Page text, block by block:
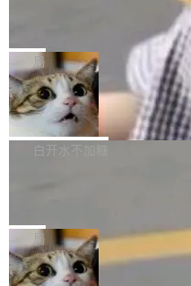
录全贴了出来。 他发错人了
iel Gross 来自 Weil 律所，2
给 OpenAI 总法律顾问 Che
件，附了一封长信，要求
果员工带走机密信...
这是目前市面上唯一支持平板
C版的产品，搭载“人机双写”
你的，AI写AI的，同屏协作互
AI帮你干活，现在开启全新体
体验WorkBuddy鸿蒙PC版前
atePad Edge 升级至
P9 patch03及以上版本。 *升
FFmpeg 9.0 发布：代号
全球知名开源多媒体框架
布了 9.0 版本。这个版本除了
处理能力和硬件加速支持之外
处：FFmpeg 9.0 的代号是
来自中国开发者雷霄骅（Lei
很多中国音视频开发者而言，
“启蒙老师”。 而今年，恰好是
年。FFmpeg 社区最终选择用
字，留下了这份纪念。 雷霄骅
局
亚马逊成本失控：AI 写代码
万元，超预算 860%
外媒近日曝光了亚马逊的多份
导致公司在多个项目上超支。
编写程序，目标是完成电商平台
列表的数据匹配 —— 一项常规
务，最终却产生了 180 万美元
白开水不加糖
e CEO Clément Delangue 在
没有拐弯抹角。他说中国正在
且按目前的速度，中国 AI 工具
局
当 AI agent 把源码变成了最